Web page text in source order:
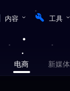
内容 工具
电商 新媒体